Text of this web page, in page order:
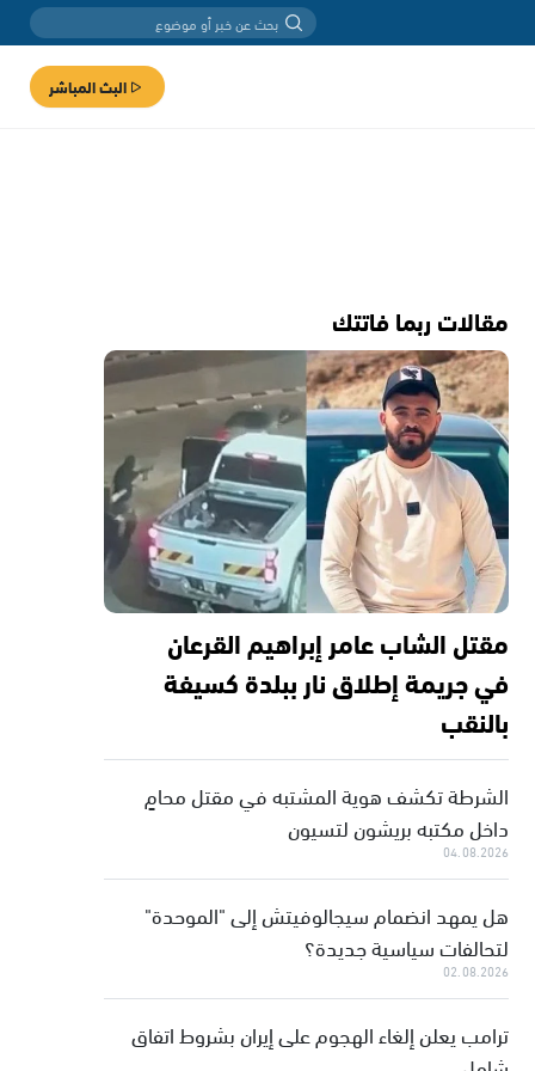
البث المباشر
مقالات ربما فاتتك
مقتل الشاب عامر إبراهيم القرعان
في جريمة إطلاق نار ببلدة كسيفة
بالنقب
الشرطة تكشف هوية المشتبه في مقتل محامٍ
داخل مكتبه بريشون لتسيون
04.08.2026
هل يمهد انضمام سيجالوفيتش إلى "الموحدة"
لتحالفات سياسية جديدة؟
02.08.2026
ترامب يعلن إلغاء الهجوم على إيران بشروط اتفاق